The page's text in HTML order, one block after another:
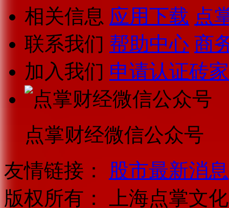
相关信息 应用下载 点
联系我们 帮助中心 商
加入我们 申请认证砖家
点掌财经微信公众号
友情链接：
股市最新消息
版权所有：
上海点掌文